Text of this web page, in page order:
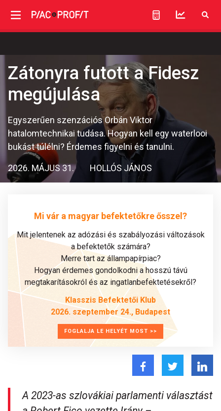
Zátonyra futott a Fidesz
megújulása
Egyszerűen szenzációs Orbán Viktor
hatalomtechnikai tudása. Hogyan kell egy waterlooi
bukást túlélni? Érdemes figyelni és tanulni.
2026. MÁJUS 31. HOLLÓS JÁNOS
Mi vár a magyar befektetőkre ősszel?
Mit jelentenek az adózási és szabályozási változások
a befektetők számára?
Merre tart az állampapírpiac?
Hogyan érdemes gondolkodni a hosszú távú
megtakarításokról és az ingatlanbefektetésekről?
Klasszis Befektetői Klub
2026. szeptember 24., Budapest
FOGLALJA LE HELYÉT MOST >>
A 2023-as szlovákiai parlamenti választást